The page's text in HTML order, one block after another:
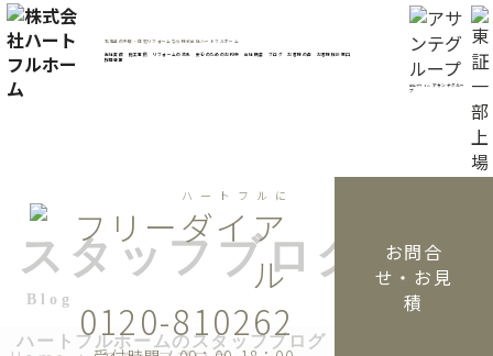
コ
ン
テ
ン
北海道の外壁・住宅リフォームなら株式会社ハートフルホーム
当社実績 施工事例 リフォームの流れ 安心のためのお約束 会社概要 ブログ お客様の声
お客様相談窓口
採用情報
東証プライム アサンテグルー
プ
ハートフルに
0120-810262
お問合
せ・お見
積
スタッフブログ
Blog
ハートフルホームのスタッフブログ